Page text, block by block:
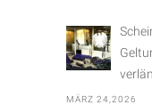
o
r
i
eMÄRZ 24,2026